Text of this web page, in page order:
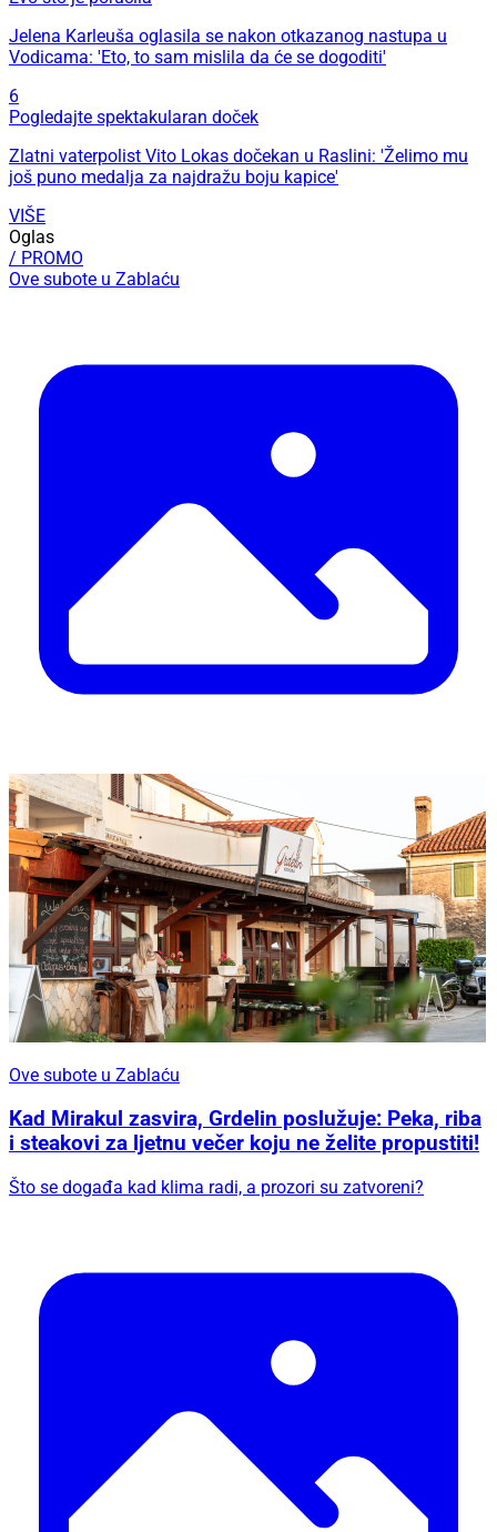
Jelena Karleuša oglasila se nakon otkazanog nastupa u
Vodicama: 'Eto, to sam mislila da će se dogoditi'
6
Pogledajte spektakularan doček
Zlatni vaterpolist Vito Lokas dočekan u Raslini: 'Želimo mu
još puno medalja za najdražu boju kapice'
VIŠE
Oglas
/ PROMO
Ove subote u Zablaću
Ove subote u Zablaću
Kad Mirakul zasvira, Grdelin poslužuje: Peka, riba
i steakovi za ljetnu večer koju ne želite propustiti!
Što se događa kad klima radi, a prozori su zatvoreni?